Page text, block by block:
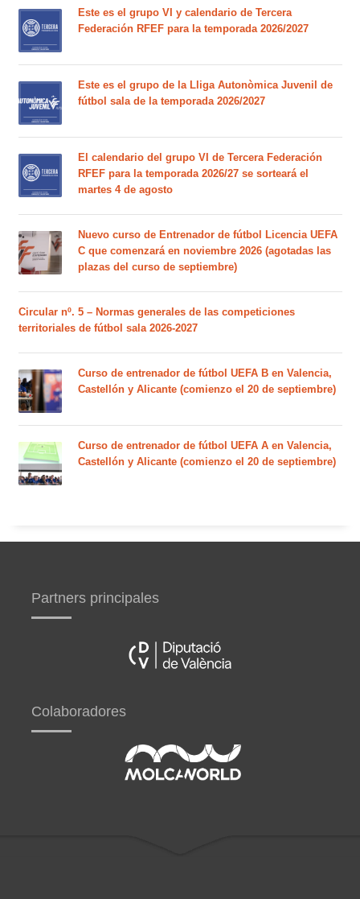
Este es el grupo VI y calendario de Tercera
Federación RFEF para la temporada 2026/2027
Este es el grupo de la Lliga Autonòmica Juvenil de
fútbol sala de la temporada 2026/2027
El calendario del grupo VI de Tercera Federación
RFEF para la temporada 2026/27 se sorteará el
martes 4 de agosto
Nuevo curso de Entrenador de fútbol Licencia UEFA
C que comenzará en noviembre 2026 (agotadas las
plazas del curso de septiembre)
Circular nº. 5 – Normas generales de las competiciones
territoriales de fútbol sala 2026-2027
Curso de entrenador de fútbol UEFA B en Valencia,
Castellón y Alicante (comienzo el 20 de septiembre)
Curso de entrenador de fútbol UEFA A en Valencia,
Castellón y Alicante (comienzo el 20 de septiembre)
Partners principales
Colaboradores